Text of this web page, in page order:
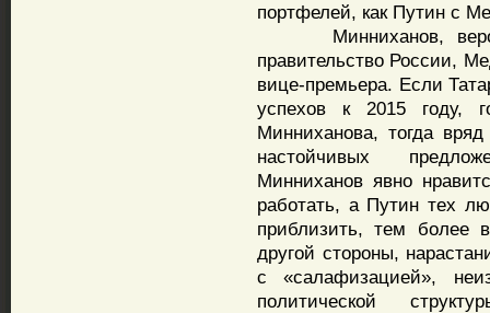
портфелей, как Путин с
Минниханов,
правительство России,
вице-премьера. Если
успехов к 2015 году,
Минниханова, тогда
настойчивых
Минниханов явно
работать, а Путин тех
приблизить, тем более
другой стороны,
с «салафизацией»,
политической